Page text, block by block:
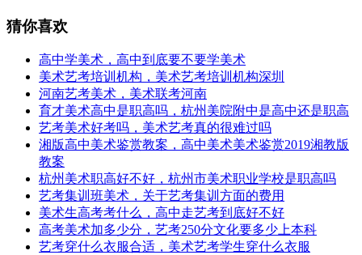
猜你喜欢
高中学美术，高中到底要不要学美术
美术艺考培训机构，美术艺考培训机构深圳
河南艺考美术，美术联考河南
育才美术高中是职高吗，杭州美院附中是高中还是职高
艺考美术好考吗，美术艺考真的很难过吗
湘版高中美术鉴赏教案，高中美术美术鉴赏2019湘教版
教案
杭州美术职高好不好，杭州市美术职业学校是职高吗
艺考集训班美术，关于艺考集训方面的费用
美术生高考考什么，高中走艺考到底好不好
高考美术加多少分，艺考250分文化要多少上本科
艺考穿什么衣服合适，美术艺考学生穿什么衣服